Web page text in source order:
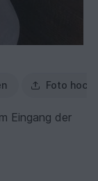
Foto
Eingang der